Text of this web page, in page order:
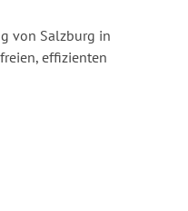
von Salzburg in
effizienten